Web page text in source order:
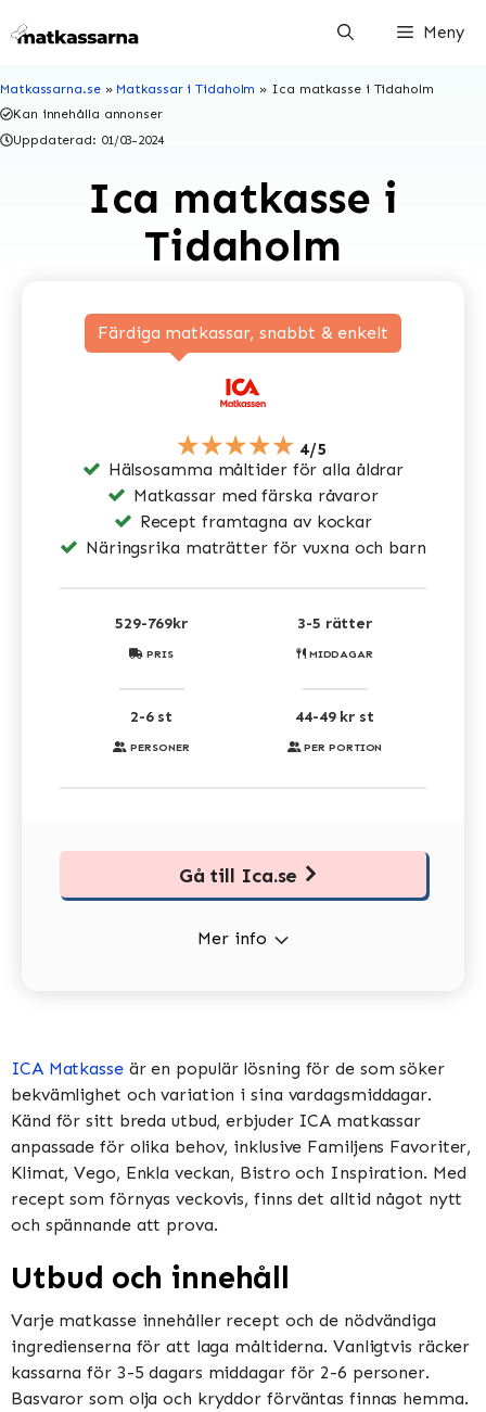
till
Meny
Matkassarna.se» Matkassar i Tidaholm » Ica matkasse i Tidaholm
Kan innehålla annonser
Uppdaterad: 01/03-2024
Ica matkasse i
Tidaholm
Färdiga matkassar, snabbt & enkelt
★★★★★ 4/5
Hälsosamma måltider för alla åldrar
Matkassar med färska råvaror
Recept framtagna av kockar
Näringsrika maträtter för vuxna och barn
PRIS
529-769kr
MIDDAGAR
3-5 rätter
PERSONER
2-6 st
PER PORTION
44-49 kr st
Mer info
Gå till Ica.se
ICA Matkasseär en populär lösning för de som söker
bekvämlighet och variation i sina vardagsmiddagar.
Känd för sitt breda utbud, erbjuder ICA matkassar
anpassade för olika behov, inklusive Familjens Favoriter,
Klimat, Vego, Enkla veckan, Bistro och Inspiration​​​​. Med
recept som förnyas veckovis, finns det alltid något nytt
och spännande att prova​​.
Utbud och innehåll
Varje matkasse innehåller recept och de nödvändiga
ingredienserna för att laga måltiderna. Vanligtvis räcker
kassarna för 3-5 dagars middagar för 2-6 personer.
Basvaror som olja och kryddor förväntas finnas hemma​​.